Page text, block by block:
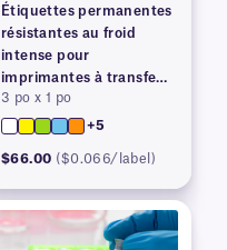
Étiquettes permanentes
résistantes au froid
intense pour
imprimantes à transfert
thermique
3 po x 1 po
+5
$66.00 ($0.066/label)